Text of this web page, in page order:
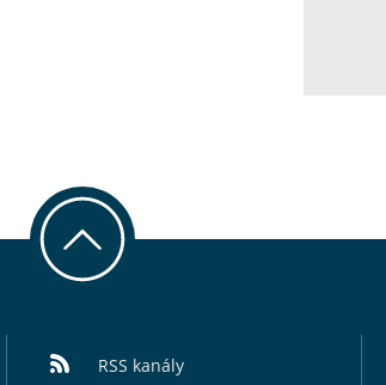
RSS kanály